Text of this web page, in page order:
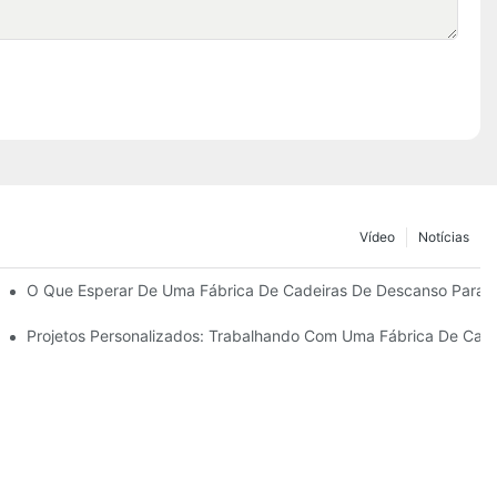
Notícias
Vídeo
Sóis De Praia
O Que Esperar De Uma Fábrica De Cadeiras De Descanso Para
Para Áreas Externas.
Projetos Personalizados: Trabalhando Com Uma Fábrica De